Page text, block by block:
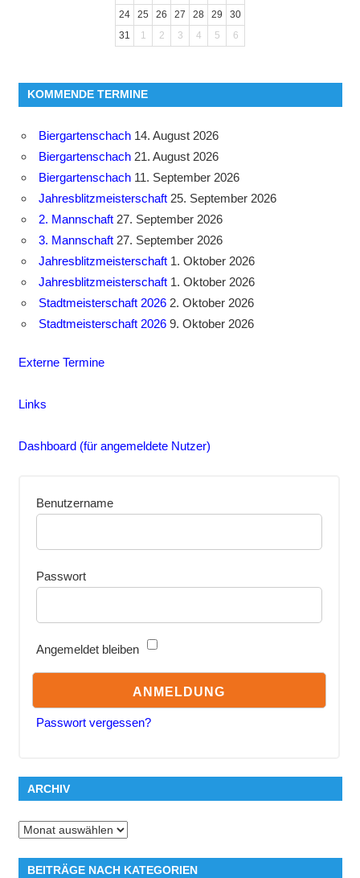
24
25 26 27 28 29
30
31
1 2 3 4 5 6
KOMMENDE TERMINE
Biergartenschach 14. August 2026
Biergartenschach 21. August 2026
Biergartenschach 11. September 2026
Jahresblitzmeisterschaft 25. September 2026
2. Mannschaft 27. September 2026
3. Mannschaft 27. September 2026
Jahresblitzmeisterschaft 1. Oktober 2026
Jahresblitzmeisterschaft 1. Oktober 2026
Stadtmeisterschaft 2026 2. Oktober 2026
Stadtmeisterschaft 2026 9. Oktober 2026
Externe Termine
Links
Dashboard (für angemeldete Nutzer)
Benutzername
Passwort
Angemeldet bleiben
Passwort vergessen?
ARCHIV
Archiv
BEITRÄGE NACH KATEGORIEN